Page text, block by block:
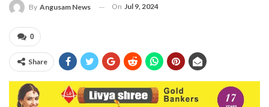
By Angusam News On Jul 9, 2024
0
Share